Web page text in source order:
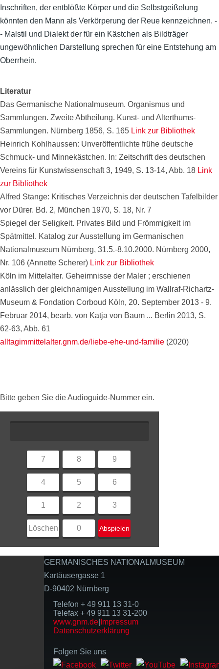
Inschriften, der entblößte Körper und die Selbstgeißelung
könnten den Mann als Verkörperung der Reue kennzeichnen. -
- Malstil und Dialekt der für ein Kästchen als Bildträger
ungewöhnlichen Darstellung sprechen für eine Entstehung am
Oberrhein.
Literatur
Das Germanische Nationalmuseum. Organismus und
Sammlungen. Zweite Abtheilung. Kunst- und Alterthums-
Sammlungen. Nürnberg 1856, S. 165 Link zur Bibliothek
Heinrich Kohlhaussen: Unveröffentlichte frühe deutsche
Schmuck- und Minnekästchen. In: Zeitschrift des deutschen
Vereins für Kunstwissenschaft 3, 1949, S. 13-14, Abb. 18 Link
zur Bibliothek
Alfred Stange: Kritisches Verzeichnis der deutschen Tafelbilder
vor Dürer. Bd. 2, München 1970, S. 18, Nr. 7
Spiegel der Seligkeit. Privates Bild und Frömmigkeit im
Spätmittel. Katalog zur Ausstellung im Germanischen
Nationalmuseum Nürnberg, 31.5.-8.10.2000. Nürnberg 2000,
Nr. 106 (Annette Scherer) Link zur Bibliothek
Köln im Mittelalter. Geheimnisse der Maler ; erschienen
anlässlich der gleichnamigen Ausstellung im Wallraf-Richartz-
Museum & Fondation Corboud Köln, 20. September 2013 - 9.
Februar 2014, bearb. von Katja von Baum ... Berlin 2013, S.
62-63, Abb. 61
alltagimmittelalter.gnm.de/liebe-ehe-und-familie (2020)
Bitte geben Sie die Audioguide-Nummer ein.
7 8 9
4 5 6
1 2 3
Löschen 0 Abspielen
GERMANISCHES NATIONALMUSEUM
Kartäusergasse 1
D-90402 Nürnberg
Telefon + 49 911 13 31-0
Telefax + 49 911 13 31-200
www.gnm.de Impressum
Datenschutzerklärung
Folgen Sie uns